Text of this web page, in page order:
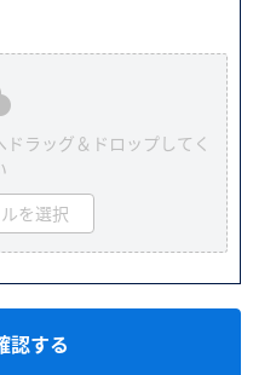
ラッグ＆ドロップしてく
を選択
認する